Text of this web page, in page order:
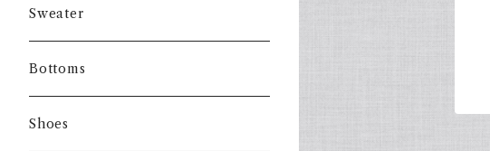
Sweater
Bottoms
Shoes